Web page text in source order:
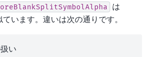
は
ています。違いは次の通りです。
い